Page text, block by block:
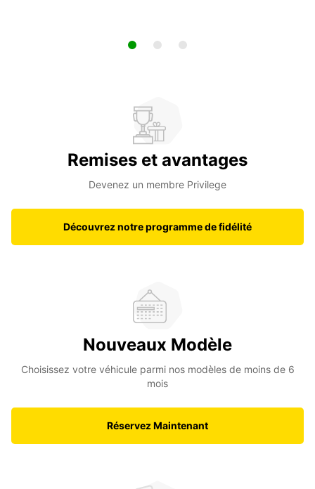
Remises et avantages
Devenez un membre Privilege
Découvrez notre programme de fidélité
Nouveaux Modèle
Choisissez votre véhicule parmi nos modèles de moins de 6
mois
Réservez Maintenant